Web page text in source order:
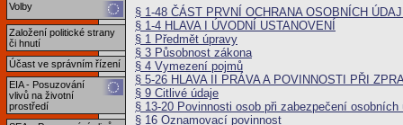
Volby
Založení politické strany
či hnutí
Účast ve správním řízení
EIA - Posuzování
vlivů na životní
prostředí
§ 1-48 ČÁST PRVNÍ OCHRANA OSOBNÍCH
§ 1-4 HLAVA I ÚVODNÍ USTANOVENÍ
§ 1 Předmět úpravy
§ 3 Působnost zákona
§ 4 Vymezení pojmů
§ 5-26 HLAVA II PRÁVA A POVINNOSTI PŘI
§ 9 Citlivé údaje
§ 13-20 Povinnosti osob při zabezpečení osobních
§ 16 Oznamovací povinnost